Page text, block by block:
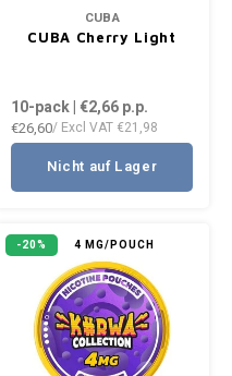
CUBA
CUBA Cherry Light
10-pack | €2,66p.p.
€26,60/ Excl VAT €21,98
Nicht auf Lager
-20% 4 MG/POUCH